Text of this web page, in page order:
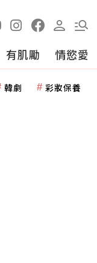
有肌勵 情慾愛
韓劇 彩妝保養